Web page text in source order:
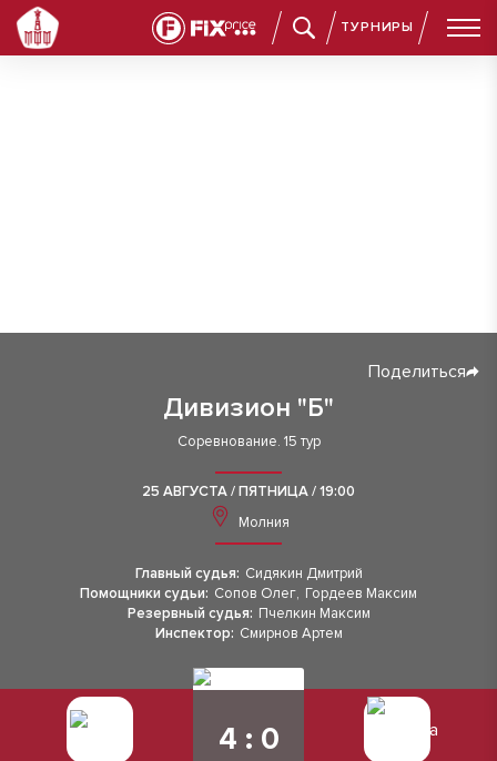
ТУРНИРЫ
Дивизион "Б"
Поделиться
Соревнование. 15 тур
25 АВГУСТА / ПЯТНИЦА / 19:00
Молния
Главный судья: Сидякин Дмитрий
Помощники судьи: Сопов Олег, Гордеев Максим
Резервный судья: Пчелкин Максим
Инспектор: Смирнов Артем
4 : 0